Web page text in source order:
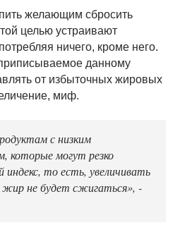
желающим сбросить
целью устраивают
ничего, кроме него.
данному
от избыточных жировых
миф.
с низким
которые могут резко
то есть, увеличивать
жир не будет сжигаться», -